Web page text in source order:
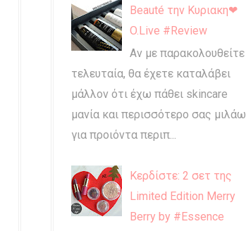
Beauté την Κυριακη❤
O.Live #Review
Αν με παρακολουθείτε
τελευταία, θα έχετε καταλάβει
μάλλον ότι έχω πάθει skincare
μανία και περισσότερο σας μιλάω
για προιόντα περιπ...
Κερδίστε: 2 σετ της
Limited Edition Merry
Berry by #Essence